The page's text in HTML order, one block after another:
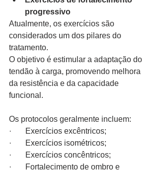
progressivo
Atualmente, os exercícios são
considerados um dos pilares do
tratamento.
O objetivo é estimular a adaptação do
tendão à carga, promovendo melhora
da resistência e da capacidade
funcional.
Os protocolos geralmente incluem:
·       Exercícios excêntricos;
·       Exercícios isométricos;
·       Exercícios concêntricos;
·       Fortalecimento de ombro e